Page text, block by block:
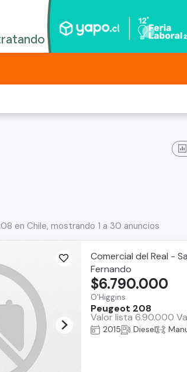
en Chile, mostrando 1 a 30 anuncios
Comercial del Real -
Fernando
O'Higgins
Peugeot 208
Valor lista 6.90.000
$6.790.000
2015 Diesel